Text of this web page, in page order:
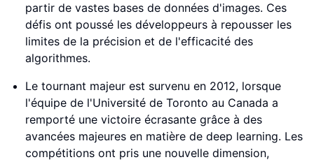
partir de vastes bases de données d'images. Ces
défis ont poussé les développeurs à repousser les
limites de la précision et de l'efficacité des
algorithmes.
Le tournant majeur est survenu en 2012, lorsque
l'équipe de l'Université de Toronto au Canada a
remporté une victoire écrasante grâce à des
avancées majeures en matière de deep learning. Les
compétitions ont pris une nouvelle dimension,